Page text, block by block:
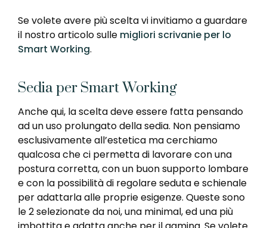
Se volete avere più scelta vi invitiamo a guardare
il nostro articolo sulle migliori scrivanie per lo
Smart Working.
Sedia per Smart Working
Anche qui, la scelta deve essere fatta pensando
ad un uso prolungato della sedia. Non pensiamo
esclusivamente all’estetica ma cerchiamo
qualcosa che ci permetta di lavorare con una
postura corretta, con un buon supporto lombare
e con la possibilità di regolare seduta e schienale
per adattarla alle proprie esigenze. Queste sono
le 2 selezionate da noi, una minimal, ed una più